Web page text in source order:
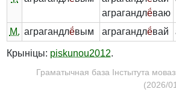
аграгандлё́ваю
М. аграгандлё́вым аграгандлё́вай
Крыніцы: piskunou2012.
Граматычная база Інстытута
(2026/